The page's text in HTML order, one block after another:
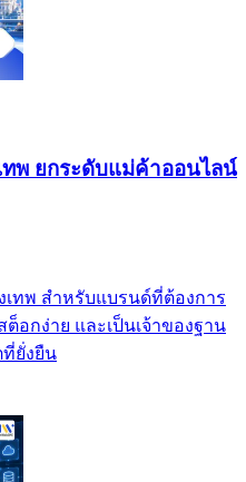
ทพ ยกระดับแม่ค้าออนไลน์
งเทพ สำหรับแบรนด์ที่ต้องการ
อกง่าย และเป็นเจ้าของฐาน
ที่ยั่งยืน